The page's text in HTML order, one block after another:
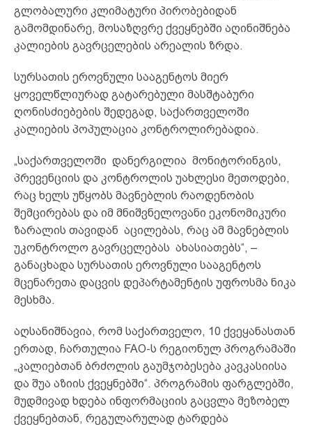
გლობალური კლიმატური პირობებიდან
გამომდინარე, მოსაზღვრე ქვეყნებში აღინიშნება
კალიების გავრცელების არეალის ზრდა.
სურსათის ეროვნული სააგენტოს მიერ
ყოველწლიურად გატარებული მასშტაბური
ღონისძიებების შედეგად, საქართველოში
კალიების პოპულაცია კონტროლირებადია.
„საქართველოში დანერგილია მონიტორინგის,
პრევენციის და კონტროლის უახლესი მეთოდები,
რაც ხელს უწყობს მავნებლის რაოდენობის
შემცირებას და იმ მნიშვნელოვანი ეკონომიკური
ზარალის თავიდან აცილებას, რაც ამ მავნებლის
უკონტროლო გავრცელებას ახასიათებს“, –
განაცხადა სურსათის ეროვნული სააგენტოს
მცენარეთა დაცვის დეპარტამენტის უფროსმა ნიკა
მესხმა.
აღსანიშნავია, რომ საქართველო, 10 ქვეყანასთან
ერთად, ჩართულია FAO-ს რეგიონულ პროგრამაში
„კალიებთან ბრძოლის გაუმჯობესება კავკასიისა
და შუა აზიის ქვეყნებში“. პროგრამის ფარგლებში,
მუდმივად ხდება ინფორმაციის გაცვლა მეზობელ
ქვეყნებთან, რეგულარულად ტარდება